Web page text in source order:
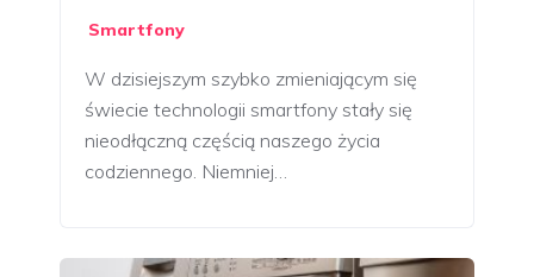
Smartfony
W dzisiejszym szybko zmieniającym się
świecie technologii smartfony stały się
nieodłączną częścią naszego życia
codziennego. Niemniej…